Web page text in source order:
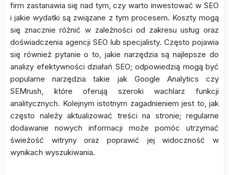
firm zastanawia się nad tym, czy warto inwestować w SEO
i jakie wydatki są związane z tym procesem. Koszty mogą
się znacznie różnić w zależności od zakresu usług oraz
doświadczenia agencji SEO lub specjalisty. Często pojawia
się również pytanie o to, jakie narzędzia są najlepsze do
analizy efektywności działań SEO; odpowiedzią mogą być
popularne narzędzia takie jak Google Analytics czy
SEMrush, które oferują szeroki wachlarz funkcji
analitycznych. Kolejnym istotnym zagadnieniem jest to, jak
często należy aktualizować treści na stronie; regularne
dodawanie nowych informacji może pomóc utrzymać
świeżość witryny oraz poprawić jej widoczność w
wynikach wyszukiwania.